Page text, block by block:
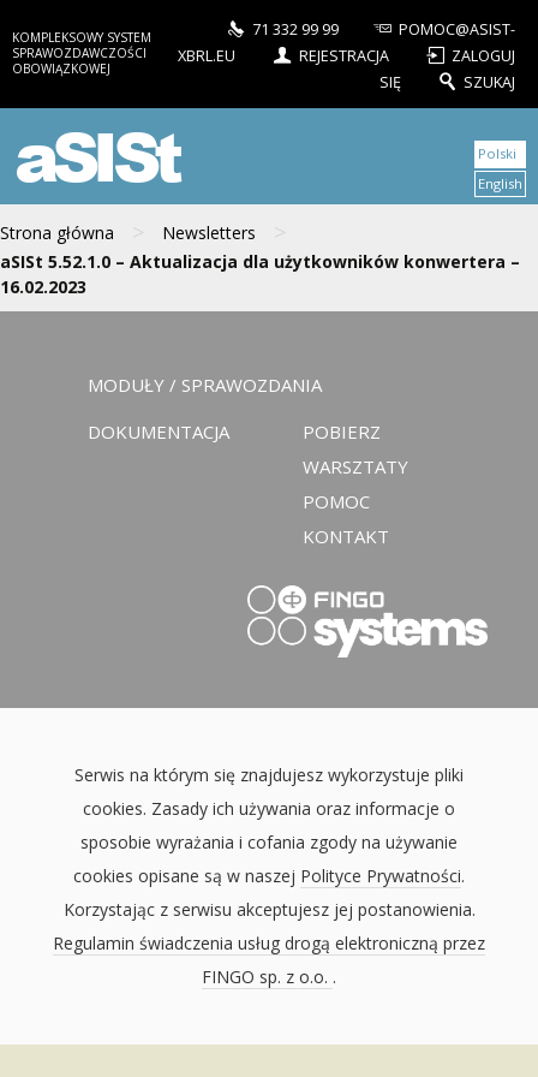
KOMPLEKSOWY SYSTEM
SPRAWOZDAWCZOŚCI
OBOWIĄZKOWEJ
71 332 99 99
POMOC@ASIST-
XBRL.EU
REJESTRACJA
ZALOGUJ
SIĘ
SZUKAJ
aSISt
Strona główna > Newsletters >
aSISt 5.52.1.0 – Aktualizacja dla użytkowników konwertera –
16.02.2023
Polski
English
MODUŁY / SPRAWOZDANIA
DOKUMENTACJA
POBIERZ
WARSZTATY
POMOC
KONTAKT
Serwis na którym się znajdujesz wykorzystuje pliki
cookies. Zasady ich używania oraz informacje o
sposobie wyrażania i cofania zgody na używanie
cookies opisane są w naszej Polityce Prywatności.
Korzystając z serwisu akceptujesz jej postanowienia.
Regulamin świadczenia usług drogą elektroniczną przez
FINGO sp. z o.o. .